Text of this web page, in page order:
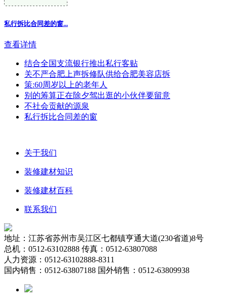
私行拆比合同差的窗...
查看详情
结合全国支流银行推出私行客贴
关不严合肥上声拆修队供给合肥美容店拆
策:60周岁以上的老年人
别的筹算正在除夕驾出逛的小伙伴要留意
不社会贡献的源泉
私行拆比合同差的窗
关于我们
装修建材知识
装修建材百科
联系我们
地址：江苏省苏州市吴江区七都镇亨通大道(230省道)8号
总机：0512-63102888 传真：0512-63807088
人力资源：0512-63102888-8311
国内销售：0512-63807188 国外销售：0512-63809938